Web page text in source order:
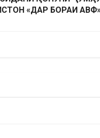
«ДАР БОРАИ